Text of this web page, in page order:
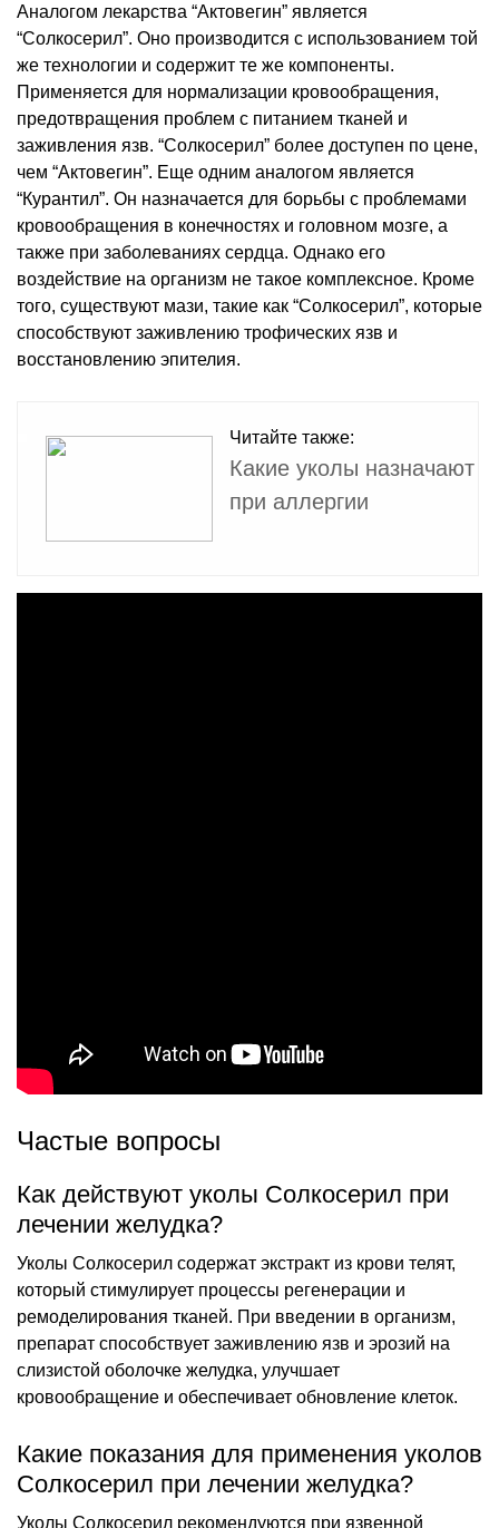
Аналогом лекарства “Актовегин” является
“Солкосерил”. Оно производится с использованием той
же технологии и содержит те же компоненты.
Применяется для нормализации кровообращения,
предотвращения проблем с питанием тканей и
заживления язв. “Солкосерил” более доступен по цене,
чем “Актовегин”. Еще одним аналогом является
“Курантил”. Он назначается для борьбы с проблемами
кровообращения в конечностях и головном мозге, а
также при заболеваниях сердца. Однако его
воздействие на организм не такое комплексное. Кроме
того, существуют мази, такие как “Солкосерил”, которые
способствуют заживлению трофических язв и
восстановлению эпителия.
Читайте также:
Какие уколы назначают
при аллергии
Частые вопросы
Как действуют уколы Солкосерил при
лечении желудка?
Уколы Солкосерил содержат экстракт из крови телят,
который стимулирует процессы регенерации и
ремоделирования тканей. При введении в организм,
препарат способствует заживлению язв и эрозий на
слизистой оболочке желудка, улучшает
кровообращение и обеспечивает обновление клеток.
Какие показания для применения уколов
Солкосерил при лечении желудка?
Уколы Солкосерил рекомендуются при язвенной